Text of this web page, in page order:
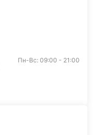
Пн-Вс: 09:00 - 21:00